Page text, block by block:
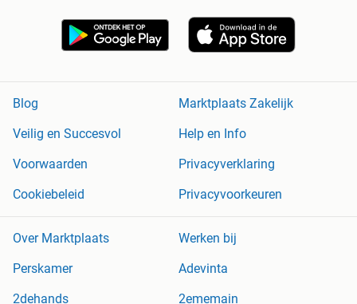
Blog
Marktplaats Zakelijk
Veilig en Succesvol
Help en Info
Voorwaarden
Privacyverklaring
Cookiebeleid
Privacyvoorkeuren
Over Marktplaats
Werken bij
Perskamer
Adevinta
2dehands
2ememain